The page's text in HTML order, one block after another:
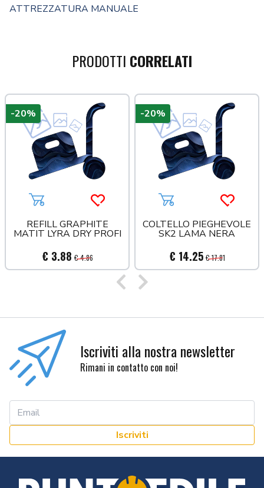
ATTREZZATURA MANUALE
PRODOTTI CORRELATI
più tardiAggiungi al carrelloAcquista più tardi
REFILL GRAPHITE
MATIT LYRA DRY PROFI
€ 3.88 € 4.86
-20%
Aggiungi al carrello
COLTELLO PIEGHEVOLE
SK2 LAMA NERA
€ 14.25 € 17.81
-20%
Iscriviti alla nostra newsletter
Rimani in contatto con noi!
Iscriviti